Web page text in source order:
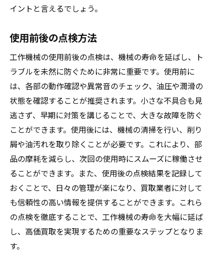
イントと言えるでしょう。
使用前後の点検方法
工作機械の使用前後の点検は、機械の寿命を延ばし、ト
ラブルを未然に防ぐために非常に重要です。使用前に
は、各部の動作確認や異常音のチェック、油圧や潤滑の
状態を確認することが推奨されます。小さな不具合も見
逃さず、早期に対策を講じることで、大きな故障を防ぐ
ことができます。使用後には、機械の清掃を行い、削り
屑や油汚れを取り除くことが必要です。これにより、部
品の摩耗を減らし、次回の使用時にスムーズに稼働させ
ることができます。また、使用後の点検結果を記録して
おくことで、日々の管理が楽になり、買取業者に対して
も信頼性の高い情報を提供することができます。これら
の点検を徹底することで、工作機械の寿命を大幅に延ば
し、高価買取を実現するための重要なステップとなりま
す。